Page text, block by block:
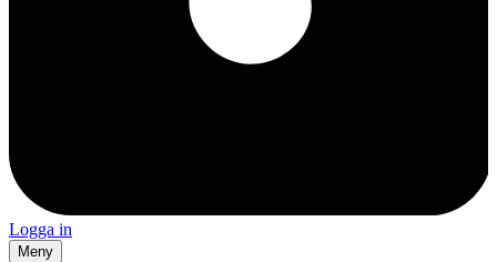
Logga in
Meny